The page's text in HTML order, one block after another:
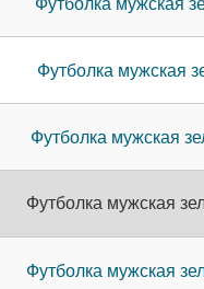
Футболка мужская
Футболка мужская
Футболка мужская
Футболка мужская
Футболка мужская